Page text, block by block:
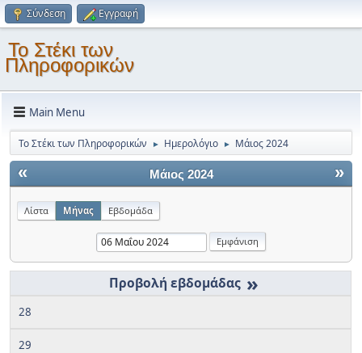
Σύνδεση Εγγραφή
Το Στέκι των
Πληροφορικών
Main Menu
Το Στέκι των Πληροφορικών ► Ημερολόγιο ► Μάιος 2024
« »
Μάιος 2024
Λίστα Μήνας Εβδομάδα
»
28
29